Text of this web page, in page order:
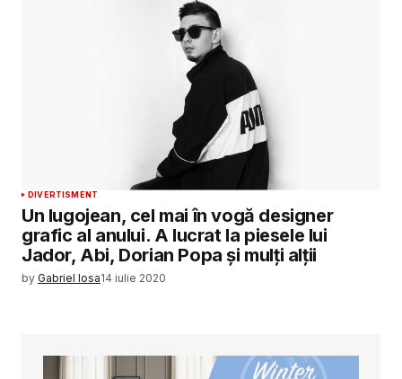
DIVERTISMENT
Un lugojean, cel mai în vogă designer
grafic al anului. A lucrat la piesele lui
Jador, Abi, Dorian Popa și mulți alții
by Gabriel Iosa14 iulie 2020